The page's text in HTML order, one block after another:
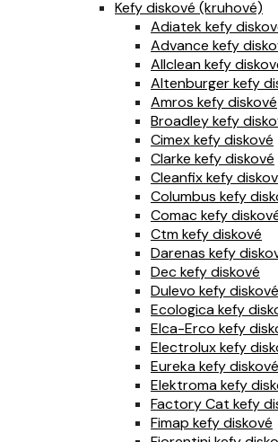
Kefy diskové (kruhové)
Adiatek kefy
Advance kefy
Allclean kefy
Altenburger kefy
Amros kefy diskové
Broadley kefy
Cimex kefy diskové
Clarke kefy diskové
Cleanfix kefy
Columbus kefy
Comac kefy
Ctm kefy diskové
Darenas kefy
Dec kefy diskové
Dulevo kefy diskové
Ecologica kefy
Elca-Erco kefy
Electrolux kefy
Eureka kefy diskové
Elektroma kefy
Factory Cat kefy
Fimap kefy diskové